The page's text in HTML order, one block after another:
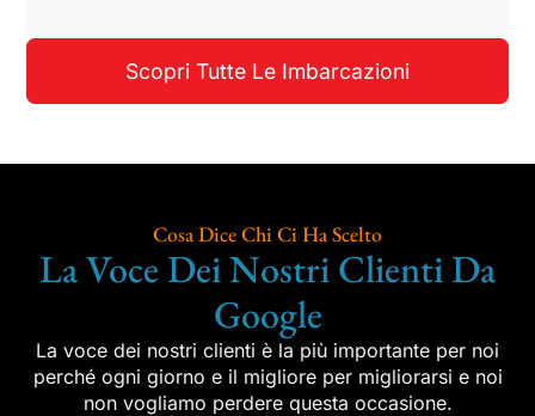
Scopri Tutte Le Imbarcazioni
Cosa Dice Chi Ci Ha Scelto
La Voce Dei Nostri Clienti Da
Google
La voce dei nostri clienti è la più importante per noi
perché ogni giorno e il migliore per migliorarsi e noi
non vogliamo perdere questa occasione.